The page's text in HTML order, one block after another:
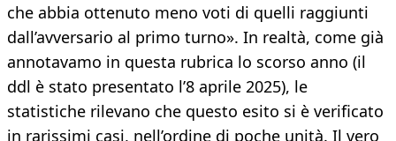
che abbia ottenuto meno voti di quelli raggiunti
dall’avversario al primo turno». In realtà, come già
annotavamo in questa rubrica lo scorso anno (il
ddl è stato presentato l’8 aprile 2025), le
statistiche rilevano che questo esito si è verificato
in rarissimi casi, nell’ordine di poche unità. Il vero